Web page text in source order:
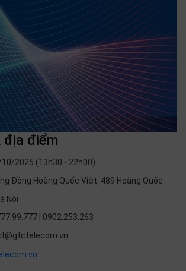
địa điểm
2025 (13h30 - 22h00)
Đồng Hoàng Quốc Việt, 489 Hoàng Quốc
Nội
| 0902.253.263